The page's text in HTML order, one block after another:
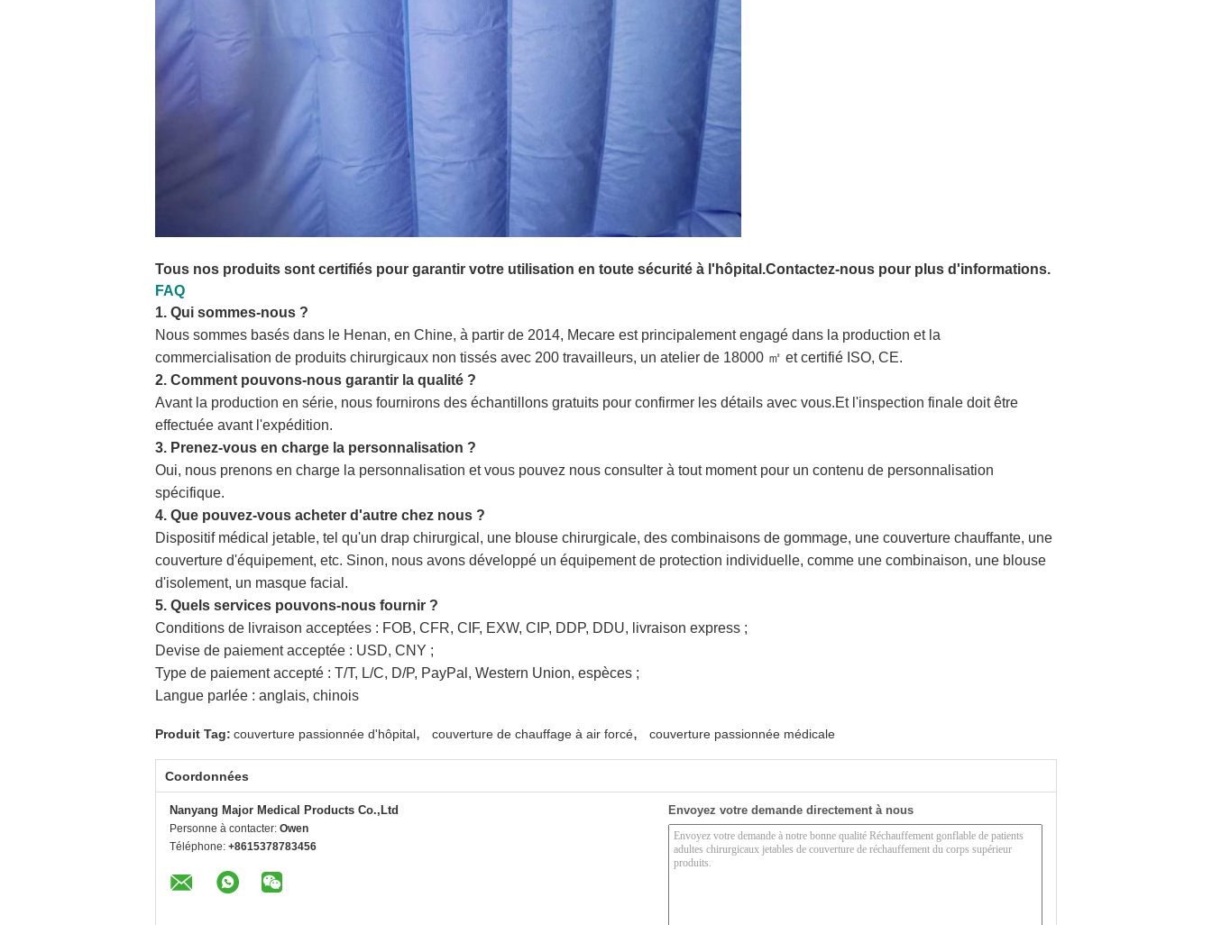
Tous nos produits sont certifiés pour garantir votre utilisation en toute sécurité à l'hôpital.Contactez-nous pour plus d'informations.
FAQ
1. Qui sommes-nous ?
Nous sommes basés dans le Henan, en Chine, à partir de 2014, Mecare est principalement engagé dans la production et la
commercialisation de produits chirurgicaux non tissés avec 200 travailleurs, un atelier de 18000 ㎡ et certifié ISO, CE.
2. Comment pouvons-nous garantir la qualité ?
Avant la production en série, nous fournirons des échantillons gratuits pour confirmer les détails avec vous.Et l'inspection finale doit être
effectuée avant l'expédition.
3. Prenez-vous en charge la personnalisation ?
Oui, nous prenons en charge la personnalisation et vous pouvez nous consulter à tout moment pour un contenu de personnalisation
spécifique.
4. Que pouvez-vous acheter d'autre chez nous ?
Dispositif médical jetable, tel qu'un drap chirurgical, une blouse chirurgicale, des combinaisons de gommage, une couverture chauffante, une
couverture d'équipement, etc. Sinon, nous avons développé un équipement de protection individuelle, comme une combinaison, une blouse
d'isolement, un masque facial.
5. Quels services pouvons-nous fournir ?
Conditions de livraison acceptées : FOB, CFR, CIF, EXW, CIP, DDP, DDU, livraison express ;
Devise de paiement acceptée : USD, CNY ;
Type de paiement accepté : T/T, L/C, D/P, PayPal, Western Union, espèces ;
Langue parlée : anglais, chinois
Produit Tag: couverture passionnée d'hôpital, couverture de chauffage à air forcé, couverture passionnée médicale
Coordonnées
Nanyang Major Medical Products Co.,Ltd
Personne à contacter: Owen
Téléphone: +8615378783456
Envoyez votre demande directement à nous